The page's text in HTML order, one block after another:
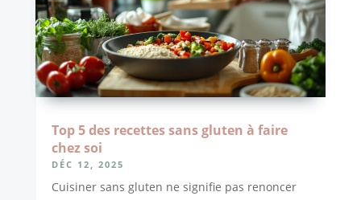
Top 5 des recettes sans gluten à faire
chez soi
DÉC 12, 2025
Cuisiner sans gluten ne signifie pas renoncer